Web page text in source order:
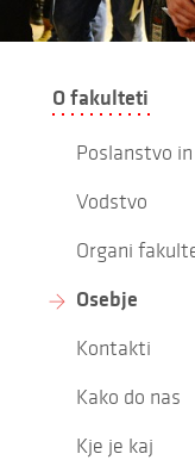
O fakulteti
Poslanstvo
Vodstvo
Organi
Osebje
Kontakti
Kako do nas
Kje je kaj